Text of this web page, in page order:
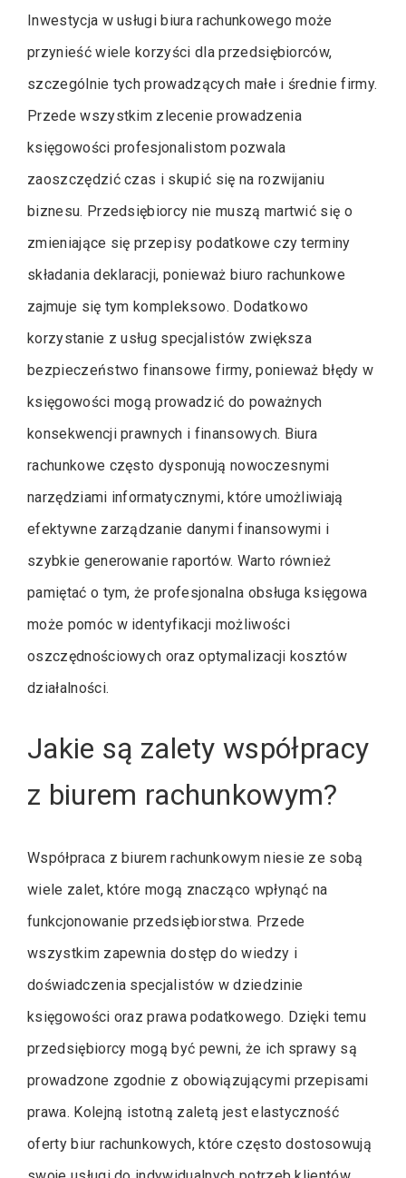
Inwestycja w usługi biura rachunkowego może
przynieść wiele korzyści dla przedsiębiorców,
szczególnie tych prowadzących małe i średnie firmy.
Przede wszystkim zlecenie prowadzenia
księgowości profesjonalistom pozwala
zaoszczędzić czas i skupić się na rozwijaniu
biznesu. Przedsiębiorcy nie muszą martwić się o
zmieniające się przepisy podatkowe czy terminy
składania deklaracji, ponieważ biuro rachunkowe
zajmuje się tym kompleksowo. Dodatkowo
korzystanie z usług specjalistów zwiększa
bezpieczeństwo finansowe firmy, ponieważ błędy w
księgowości mogą prowadzić do poważnych
konsekwencji prawnych i finansowych. Biura
rachunkowe często dysponują nowoczesnymi
narzędziami informatycznymi, które umożliwiają
efektywne zarządzanie danymi finansowymi i
szybkie generowanie raportów. Warto również
pamiętać o tym, że profesjonalna obsługa księgowa
może pomóc w identyfikacji możliwości
oszczędnościowych oraz optymalizacji kosztów
działalności.
Jakie są zalety współpracy
z biurem rachunkowym?
Współpraca z biurem rachunkowym niesie ze sobą
wiele zalet, które mogą znacząco wpłynąć na
funkcjonowanie przedsiębiorstwa. Przede
wszystkim zapewnia dostęp do wiedzy i
doświadczenia specjalistów w dziedzinie
księgowości oraz prawa podatkowego. Dzięki temu
przedsiębiorcy mogą być pewni, że ich sprawy są
prowadzone zgodnie z obowiązującymi przepisami
prawa. Kolejną istotną zaletą jest elastyczność
oferty biur rachunkowych, które często dostosowują